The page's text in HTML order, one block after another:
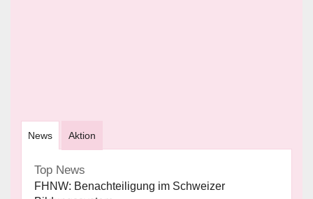
News Aktion
Top News
FHNW: Benachteiligung im Schweizer